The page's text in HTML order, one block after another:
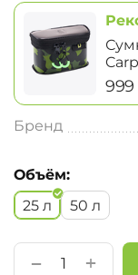
‍999‍
Бренд
Объём:
25 л
50 л
+
−